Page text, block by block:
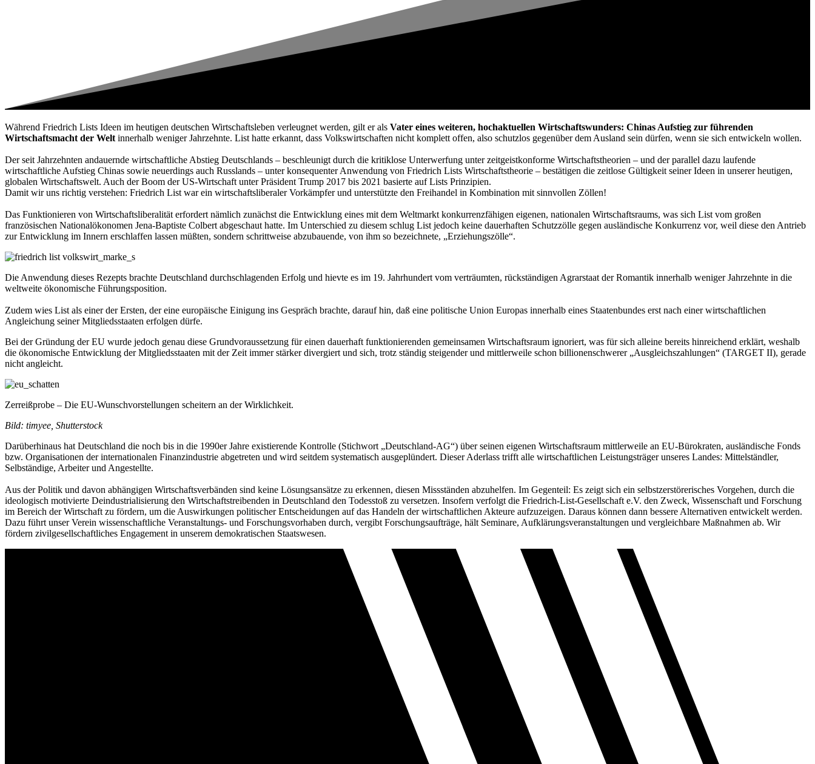
Während Friedrich Lists Ideen im heutigen deutschen Wirtschaftsleben verleugnet werden, gilt er als Vater eines weiteren, hochaktuellen Wirtschaftswunders: Chinas Aufstieg zur führenden
Wirtschaftsmacht der Welt innerhalb weniger Jahrzehnte. List hatte erkannt, dass Volkswirtschaften nicht komplett offen, also schutzlos gegenüber dem Ausland sein dürfen, wenn sie sich entwickeln wollen.
Der seit Jahrzehnten andauernde wirtschaftliche Abstieg Deutschlands – beschleunigt durch die kritiklose Unterwerfung unter zeitgeistkonforme Wirtschaftstheorien – und der parallel dazu laufende
wirtschaftliche Aufstieg Chinas sowie neuerdings auch Russlands – unter konsequenter Anwendung von Friedrich Lists Wirtschaftstheorie – bestätigen die zeitlose Gültigkeit seiner Ideen in unserer heutigen,
globalen Wirtschaftswelt. Auch der Boom der US-Wirtschaft unter Präsident Trump 2017 bis 2021 basierte auf Lists Prinzipien.
Damit wir uns richtig verstehen: Friedrich List war ein wirtschaftsliberaler Vorkämpfer und unterstützte den Freihandel in Kombination mit sinnvollen Zöllen!
Das Funktionieren von Wirtschaftsliberalität erfordert nämlich zunächst die Entwicklung eines mit dem Weltmarkt konkurrenzfähigen eigenen, nationalen Wirtschaftsraums, was sich List vom großen
französischen Nationalökonomen Jena-Baptiste Colbert abgeschaut hatte. Im Unterschied zu diesem schlug List jedoch keine dauerhaften Schutzzölle gegen ausländische Konkurrenz vor, weil diese den Antrieb
zur Entwicklung im Innern erschlaffen lassen müßten, sondern schrittweise abzubauende, von ihm so bezeichnete, „Erziehungszölle“.
Die Anwendung dieses Rezepts brachte Deutschland durchschlagenden Erfolg und hievte es im 19. Jahrhundert vom verträumten, rückständigen Agrarstaat der Romantik innerhalb weniger Jahrzehnte in die
weltweite ökonomische Führungsposition.
Zudem wies List als einer der Ersten, der eine europäische Einigung ins Gespräch brachte, darauf hin, daß eine politische Union Europas innerhalb eines Staatenbundes erst nach einer wirtschaftlichen
Angleichung seiner Mitgliedsstaaten erfolgen dürfe.
Bei der Gründung der EU wurde jedoch genau diese Grundvoraussetzung für einen dauerhaft funktionierenden gemeinsamen Wirtschaftsraum ignoriert, was für sich alleine bereits hinreichend erklärt, weshalb
die ökonomische Entwicklung der Mitgliedsstaaten mit der Zeit immer stärker divergiert und sich, trotz ständig steigender und mittlerweile schon billionenschwerer „Ausgleichszahlungen“ (TARGET II), gerade
nicht angleicht.
Zerreißprobe – Die EU-Wunschvorstellungen scheitern an der Wirklichkeit.
Bild: timyee, Shutterstock
Darüberhinaus hat Deutschland die noch bis in die 1990er Jahre existierende Kontrolle (Stichwort „Deutschland-AG“) über seinen eigenen Wirtschaftsraum mittlerweile an EU-Bürokraten, ausländische Fonds
bzw. Organisationen der internationalen Finanzindustrie abgetreten und wird seitdem systematisch ausgeplündert. Dieser Aderlass trifft alle wirtschaftlichen Leistungsträger unseres Landes: Mittelständler,
Selbständige, Arbeiter und Angestellte.
Aus der Politik und davon abhängigen Wirtschaftsverbänden sind keine Lösungsansätze zu erkennen, diesen Missständen abzuhelfen. Im Gegenteil: Es zeigt sich ein selbstzerstörerisches Vorgehen, durch die
ideologisch motivierte Deindustrialisierung den Wirtschaftstreibenden in Deutschland den Todesstoß zu versetzen. Insofern verfolgt die Friedrich-List-Gesellschaft e.V. den Zweck, Wissenschaft und Forschung
im Bereich der Wirtschaft zu fördern, um die Auswirkungen politischer Entscheidungen auf das Handeln der wirtschaftlichen Akteure aufzuzeigen. Daraus können dann bessere Alternativen entwickelt werden.
Dazu führt unser Verein wissenschaftliche Veranstaltungs- und Forschungsvorhaben durch, vergibt Forschungsaufträge, hält Seminare, Aufklärungsveranstaltungen und vergleichbare Maßnahmen ab. Wir
fördern zivilgesellschaftliches Engagement in unserem demokratischen Staatswesen.